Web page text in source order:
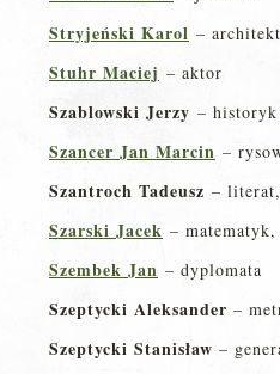
Stryjeński Karol –
Stuhr Maciej – aktor
Szablowski Jerzy –
Szancer Jan Marcin –
Szantroch Tadeusz – literat,
Szarski Jacek –
Szembek Jan – dyplomata
Szeptycki Aleksander –
Szeptycki Stanisław –